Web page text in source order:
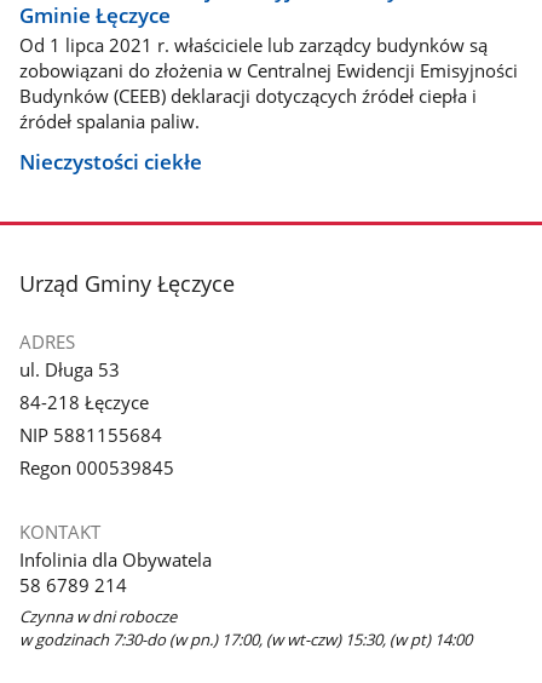
Gminie Łęczyce
Od 1 lipca 2021 r. właściciele lub zarządcy budynków są
zobowiązani do złożenia w Centralnej Ewidencji Emisyjności
Budynków (CEEB) deklaracji dotyczących źródeł ciepła i
źródeł spalania paliw.
Nieczystości ciekłe
stopka
Urząd Gminy Łęczyce
ADRES
ul. Długa 53
84-218 Łęczyce
NIP 5881155684
Regon 000539845
KONTAKT
Infolinia dla Obywatela
58 6789 214
Czynna w dni robocze
w godzinach 7:30-do (w pn.) 17:00, (w wt-czw) 15:30, (w pt) 14:00